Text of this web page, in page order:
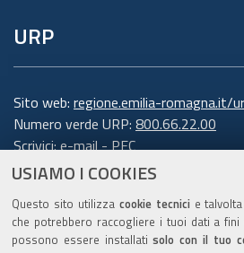
USIAMO I COOKIES
Questo sito utilizza cookie tecnici e
che potrebbero raccogliere i tuoi dati a
possono essere installatisolo con il tuo
URP
Sito web: regione.emilia-romagna.it/
Numero verde URP: 800.66.22.00
Scrivici:e-mail-PEC
Trasparenza